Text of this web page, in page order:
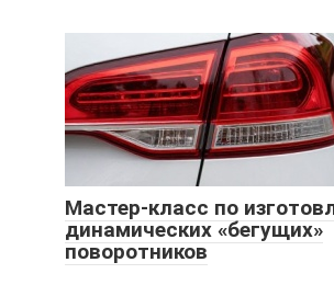
Мастер-класс по
динамических «бегущих»
поворотников